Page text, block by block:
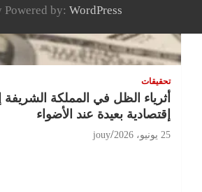
تحقيقات
أثرياء الظل في المملكة
إقتصادية بعيدة عند الأضواء
25 يونيو، 2026 jouy
Powered by: WordPress